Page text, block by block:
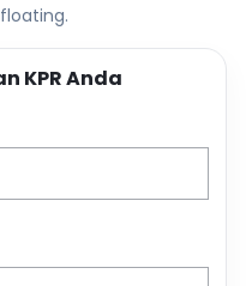
KPR Anda